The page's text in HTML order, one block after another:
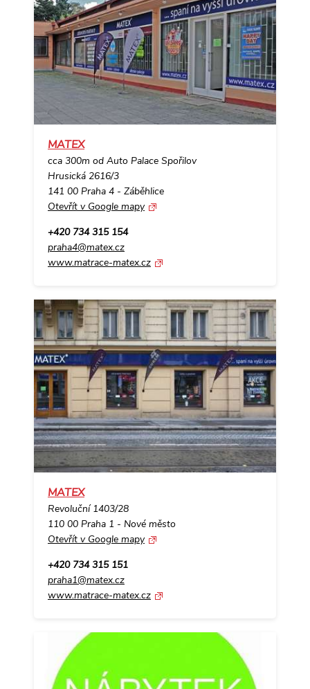
MATEX
cca 300m od Auto Palace Spořilov
Hrusická 2616/3
141 00 Praha 4 - Záběhlice
Otevřít v Google mapy
+420 734 315 154
praha4@matex.cz
www.matrace-matex.cz
MATEX
Revoluční 1403/28
110 00 Praha 1 - Nové město
Otevřít v Google mapy
+420 734 315 151
praha1@matex.cz
www.matrace-matex.cz